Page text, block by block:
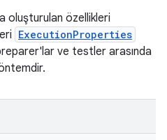
oluşturulan özellikleri
ExecutionProperties
ve testler arasında